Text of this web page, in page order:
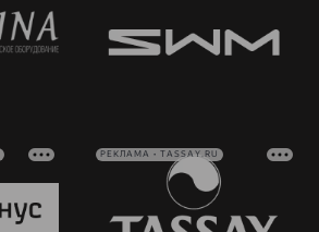
РЕКЛАМА • TASSAY.RU